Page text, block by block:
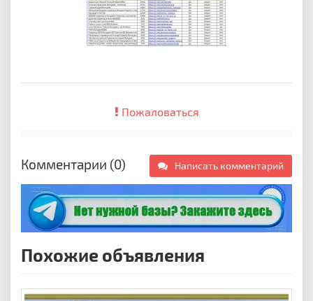
Пожаловаться
Комментарии (0) Написать комментарий
Похожие объявления